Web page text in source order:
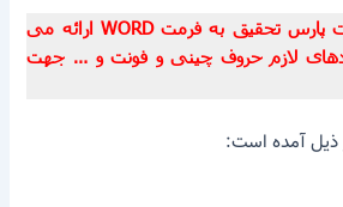
کلیه تحقیق های سایت پارس تحقیق به فرمت WORD ارائه می
لازم حروف چینی و فونت و … جهت
ذیل آمده است: